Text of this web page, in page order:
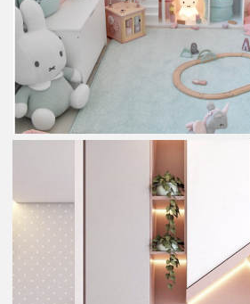
Jeder von uns erinnert sich an sein märchenhaftes
Kinderzimmer aus der Zeit der "rosaroten Brille" und wird
wahrscheinlich überrascht sein, es im bewussteren Alter
zu betrachten. Der Grund dafür liegt in der grenzenlosen
Fantasie der Kinder, die gerne die Realität verschönern. Um
ein wirklich gemütliches und magisches Kinderzimmer zu
schaffen, setzen Sie kreative Ideen um!